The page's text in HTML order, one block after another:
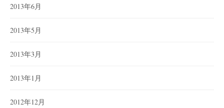
2013年6月
2013年5月
2013年3月
2013年1月
2012年12月